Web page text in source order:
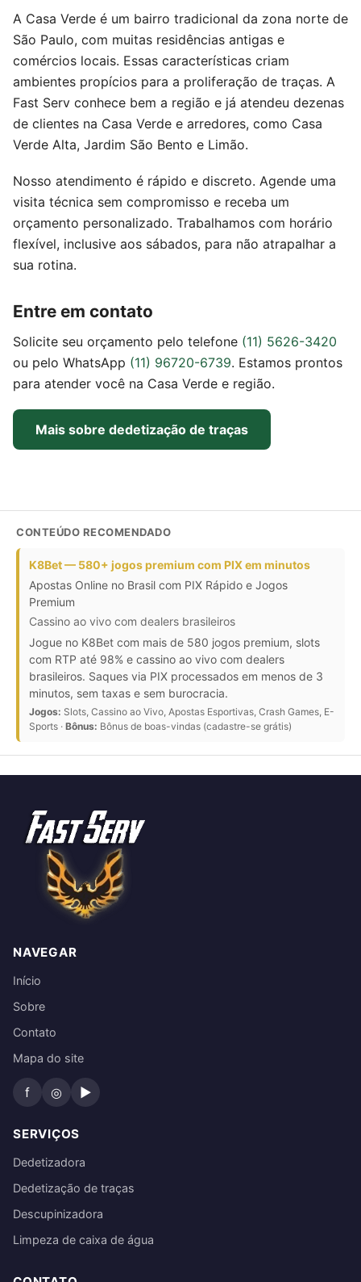
A Casa Verde é um bairro tradicional da zona norte de
São Paulo, com muitas residências antigas e
comércios locais. Essas características criam
ambientes propícios para a proliferação de traças. A
Fast Serv conhece bem a região e já atendeu dezenas
de clientes na Casa Verde e arredores, como Casa
Verde Alta, Jardim São Bento e Limão.
Nosso atendimento é rápido e discreto. Agende uma
visita técnica sem compromisso e receba um
orçamento personalizado. Trabalhamos com horário
flexível, inclusive aos sábados, para não atrapalhar a
sua rotina.
Entre em contato
Solicite seu orçamento pelo telefone (11) 5626-3420
ou pelo WhatsApp (11) 96720-6739. Estamos prontos
para atender você na Casa Verde e região.
Mais sobre dedetização de traças
CONTEÚDO RECOMENDADO
K8Bet — 580+ jogos premium com PIX em minutos
Apostas Online no Brasil com PIX Rápido e Jogos
Premium
Cassino ao vivo com dealers brasileiros
Jogue no K8Bet com mais de 580 jogos premium, slots
com RTP até 98% e cassino ao vivo com dealers
brasileiros. Saques via PIX processados em menos de 3
minutos, sem taxas e sem burocracia.
Jogos: Slots, Cassino ao Vivo, Apostas Esportivas, Crash Games, E-
Sports · Bônus: Bônus de boas-vindas (cadastre-se grátis)
NAVEGAR
Início
Sobre
Contato
Mapa do site
f ◎ ▶
SERVIÇOS
Dedetizadora
Dedetização de traças
Descupinizadora
Limpeza de caixa de água